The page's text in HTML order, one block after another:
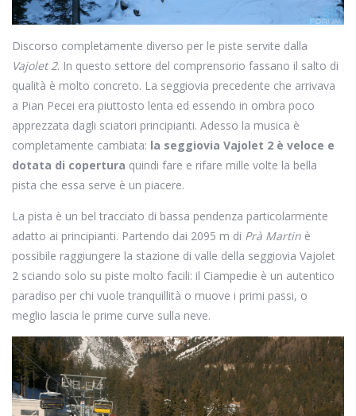
Discorso completamente diverso per le piste servite dalla
Vajolet 2. In questo settore del comprensorio fassano il salto di
qualità è molto concreto. La seggiovia precedente che arrivava
a Pian Pecei era piuttosto lenta ed essendo in ombra poco
apprezzata dagli sciatori principianti. Adesso la musica è
completamente cambiata: la seggiovia Vajolet 2 è veloce e
dotata di copertura quindi fare e rifare mille volte la bella
pista che essa serve è un piacere.
La pista è un bel tracciato di bassa pendenza particolarmente
adatto ai principianti. Partendo dai 2095 m di Prà Martin è
possibile raggiungere la stazione di valle della seggiovia Vajolet
2 sciando solo su piste molto facili: il Ciampedie è un autentico
paradiso per chi vuole tranquillità o muove i primi passi, o
meglio lascia le prime curve sulla neve.